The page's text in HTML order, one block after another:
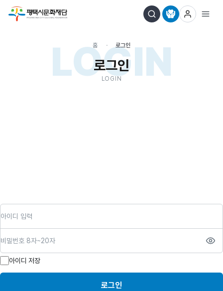
LOGIN
홈 로그인
로그인
LOGIN
아이디 저장
로그인